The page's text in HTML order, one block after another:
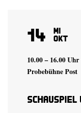
14 Mi
Okt
10.00 – 16.00 Uhr
Probebühne Post
Schauspiel